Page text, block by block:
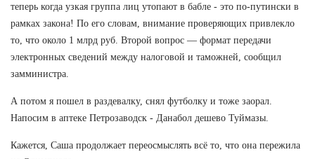
теперь когда узкая группа лиц утопают в бабле - это по-путински в
рамках закона! По его словам, внимание проверяющих привлекло
то, что около 1 млрд руб. Второй вопрос — формат передачи
электронных сведений между налоговой и таможней, сообщил
замминистра.
А потом я пошел в раздевалку, снял футболку и тоже заорал.
Напосим в аптеке Петрозаводск - Данабол дешево Туймазы.
Кажется, Саша продолжает переосмыслять всё то, что она пережила